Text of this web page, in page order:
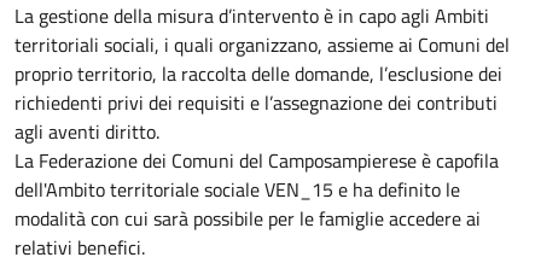
La gestione della misura d’intervento è in capo agli Ambiti
territoriali sociali, i quali organizzano, assieme ai Comuni del
proprio territorio, la raccolta delle domande, l’esclusione dei
richiedenti privi dei requisiti e l’assegnazione dei contributi
agli aventi diritto.
La Federazione dei Comuni del Camposampierese è capofila
dell'Ambito territoriale sociale VEN_15 e ha definito le
modalità con cui sarà possibile per le famiglie accedere ai
relativi benefici.